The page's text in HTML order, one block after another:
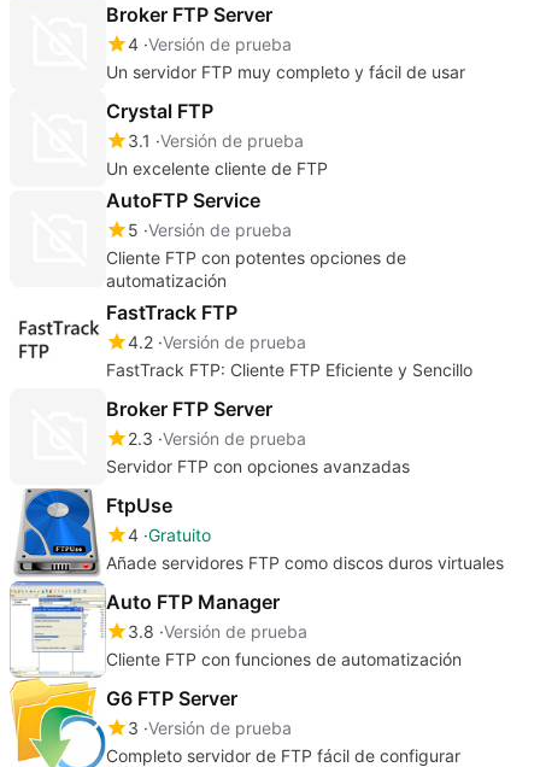
Broker FTP Server
4 Versión de prueba
Un servidor FTP muy completo y fácil de usar
Crystal FTP
3.1 Versión de prueba
Un excelente cliente de FTP
AutoFTP Service
5 Versión de prueba
Cliente FTP con potentes opciones de
automatización
FastTrack FTP
4.2 Versión de prueba
FastTrack FTP: Cliente FTP Eficiente y Sencillo
Broker FTP Server
2.3 Versión de prueba
Servidor FTP con opciones avanzadas
FtpUse
4 Gratuito
Añade servidores FTP como discos duros virtuales
Auto FTP Manager
3.8 Versión de prueba
Cliente FTP con funciones de automatización
G6 FTP Server
3 Versión de prueba
Completo servidor de FTP fácil de configurar